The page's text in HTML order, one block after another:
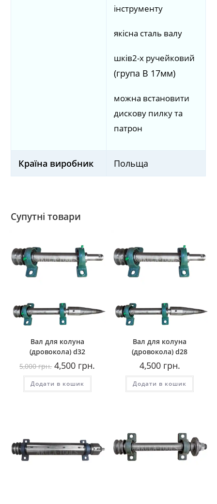
інструменту
якісна сталь валу
шків2-х ручейковий
(група B 17мм)
можна встановити
дискову пилку та
патрон
Країна виробник Польща
Супутні товари
Вал для колуна
(дровокола) d32
5,000грн. Оригінальна
ціна:
5,000
грн..
4,500 грн.
Додати в кошик
Вал для колуна
(дровокола) d28
4,500грн.
Додати в кошик